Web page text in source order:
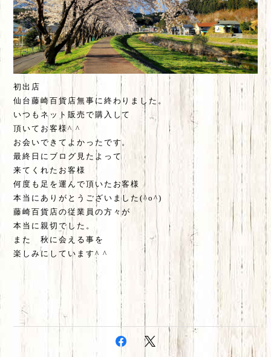
初出店
仙台藤崎百貨店無事に終わりました。
いつもネット販売で購入して
頂いてお客様^ ^
お会いできてよかったです。
最終日にブログ見たよって
来てくれたお客様
何度も足を運んで頂いたお客様
本当にありがとうございました(^o^)
藤崎百貨店の従業員の方々が
本当に親切でした。
また 秋に会える事を
楽しみにしています^ ^